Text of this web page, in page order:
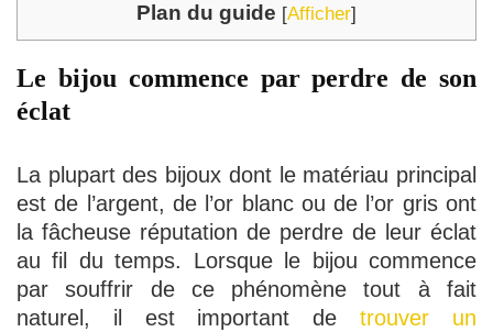
Plan du guide [Afficher]
Le bijou commence par perdre de son
éclat
La plupart des bijoux dont le matériau principal
est de l’argent, de l’or blanc ou de l’or gris ont
la fâcheuse réputation de perdre de leur éclat
au fil du temps. Lorsque le bijou commence
par souffrir de ce phénomène tout à fait
naturel, il est important detrouver un